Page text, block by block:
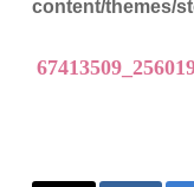
content/themes/